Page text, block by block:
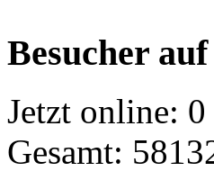
Besucher
Jetzt online: 0
Gesamt: